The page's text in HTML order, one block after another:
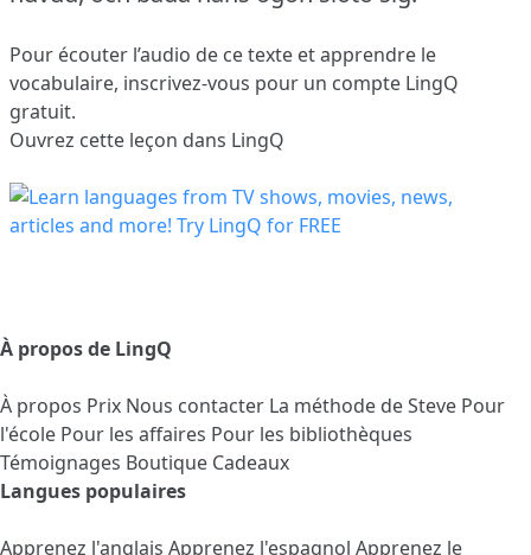
Pour écouter l’audio de ce texte et apprendre le
vocabulaire, inscrivez-vous pour un compte LingQ
gratuit.
Ouvrez cette leçon dans LingQ
À propos de LingQ
À propos Prix Nous contacter La méthode de Steve Pour
l'école Pour les affaires Pour les bibliothèques
Témoignages Boutique Cadeaux
Langues populaires
Apprenez l'anglais Apprenez l'espagnol Apprenez le